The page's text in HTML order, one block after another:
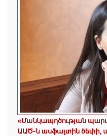
«Մանկապղծության
ԱԱԾ-ն ասֆալտին ծեփի,